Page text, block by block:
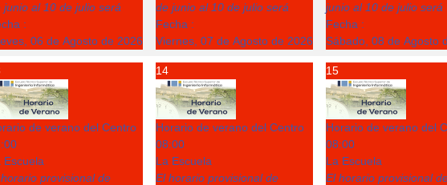
junio al 10 de julio será
:
06 de Agosto de 2026
de junio al 10 de julio será
Fecha :
Viernes, 07 de Agosto de 2026
junio al 10 de julio será
Fecha :
Sábado, 08 de Agosto
de verano del Centro
Escuela
provisional de
14
Horario de verano del Centro
08:00
La Escuela
El horario provisional de
15
Horario de verano del
08:00
La Escuela
El horario provisional